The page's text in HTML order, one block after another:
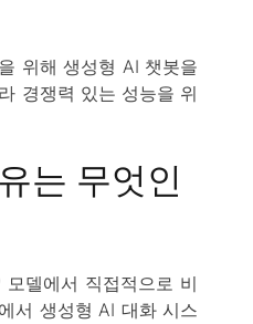
위해 생성형 AI 챗봇을
경쟁력 있는 성능을 위
는 무엇인
델에서 직접적으로 비
서 생성형 AI 대화 시스